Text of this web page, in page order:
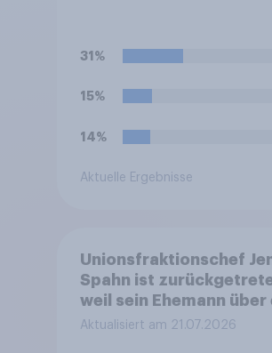
31%
15%
14%
Aktuelle Ergebnisse
Unionsfraktionschef
Spahn ist
weil sein Ehemann über
Leihmutterschaft im
Aktualisiert am 21.07.2026